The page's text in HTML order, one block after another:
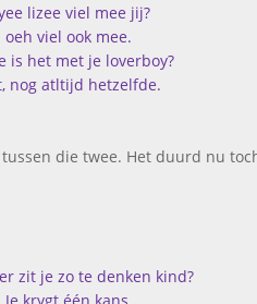
lizee viel mee jij?
oeh viel ook mee.
is het met je loverboy?
nog atltijd hetzelfde.
die twee. Het duurd nu
zit je zo te denken kind?